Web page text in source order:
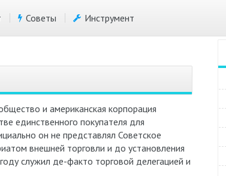
Советы Инструмент
и американская корпорация
единственного покупателя для
он не представлял Советское
внешней торговли и до установления
служил де-факто торговой делегацией и